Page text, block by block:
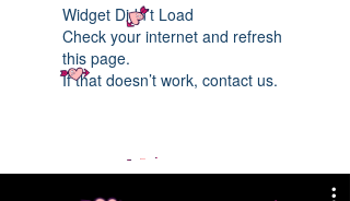
Widget Didn’t Load
Check your internet and refresh
this page.
If that doesn’t work, contact us.